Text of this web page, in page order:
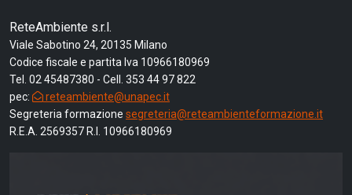
ReteAmbiente s.r.l.
Viale Sabotino 24, 20135 Milano
Codice fiscale e partita Iva 10966180969
Tel. 02 45487380 - Cell. 353 44 97 822
pec:
reteambiente@unapec.it
Segreteria formazione segreteria@reteambienteformazione.it
R.E.A. 2569357 R.I. 10966180969